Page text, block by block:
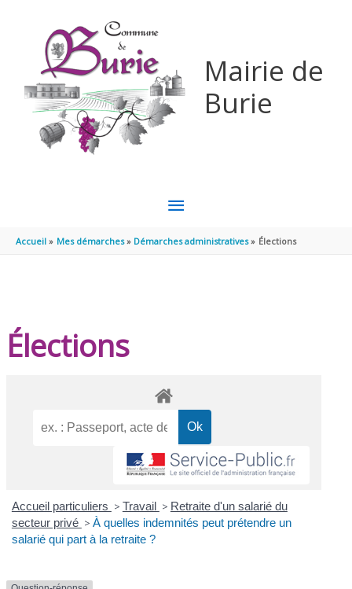
Mairie de
Burie
MENU
PRINCIPAL
Accueil Mes démarches Démarches administratives Élections
Élections
Accueil particuliers > Travail > Retraite d'un salarié du
secteur privé > À quelles indemnités peut prétendre un
salarié qui part à la retraite ?